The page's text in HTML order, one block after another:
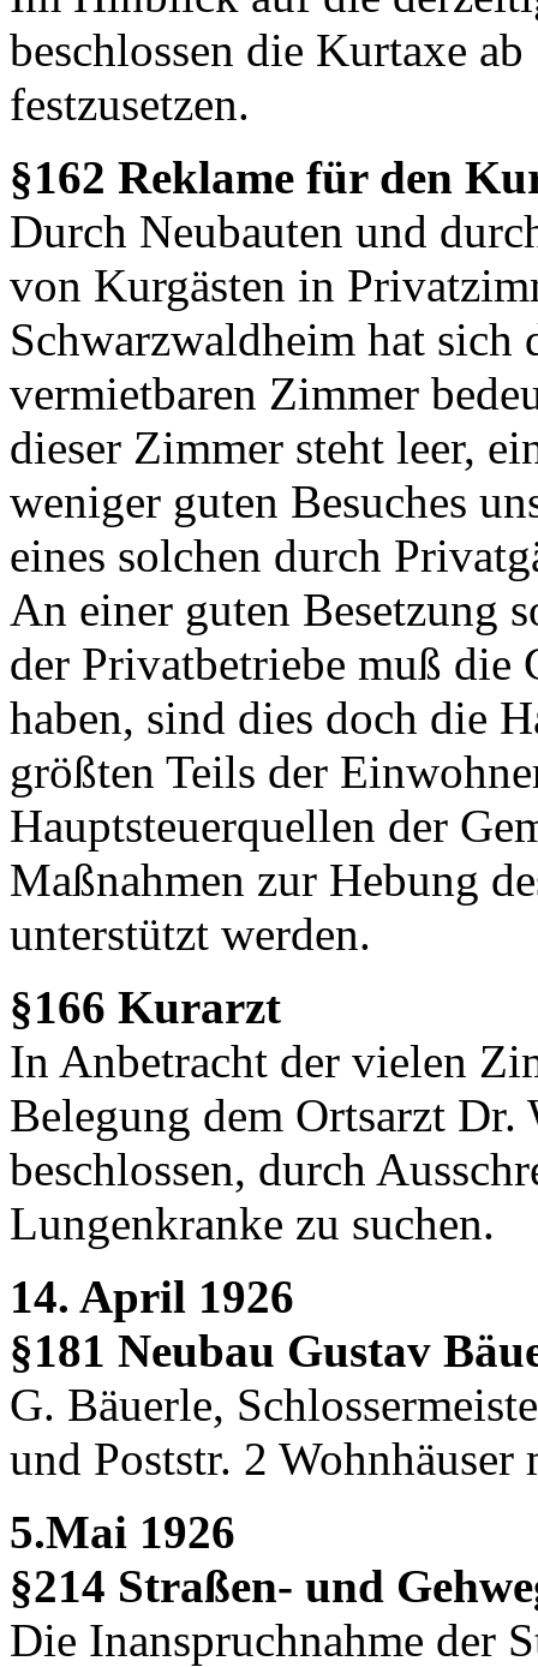
beschlossen die Kurtaxe
festzusetzen.
§162 Reklame für den
Durch Neubauten und
von Kurgästen in
Schwarzwaldheim hat sich
vermietbaren Zimmer
dieser Zimmer steht leer,
weniger guten Besuches
eines solchen durch
An einer guten Besetzung
der Privatbetriebe muß die
haben, sind dies doch die
größten Teils der
Hauptsteuerquellen der
Maßnahmen zur Hebung
unterstützt werden.
§166 Kurarzt
In Anbetracht der vielen
Belegung dem Ortsarzt
beschlossen, durch
Lungenkranke zu suchen.
14. April 1926
§181 Neubau Gustav
G. Bäuerle,
und Poststr. 2
5.Mai 1926
§214 Straßen- und
Die Inanspruchnahme der